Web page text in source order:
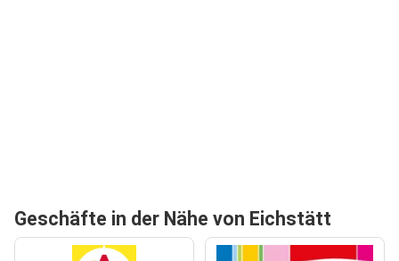
Geschäfte in der Nähe von Eichstätt